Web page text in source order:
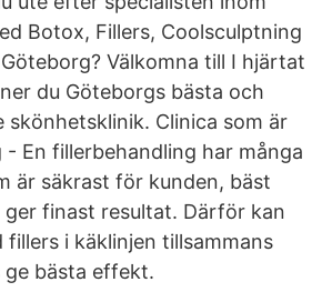
Botox, Fillers, Coolsculptning
Välkomna till I hjärtat
du Göteborgs bästa och
skönhetsklinik. Clinica som är
- En fillerbehandling har många
är säkrast för kunden, bäst
finast resultat. Därför kan
fillers i käklinjen tillsammans
ge bästa effekt.